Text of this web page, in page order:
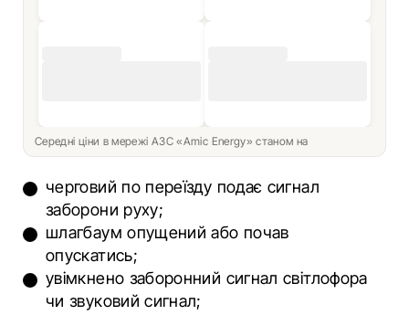
Середні ціни в мережі АЗС «Amic Energy» станом на
черговий по переїзду подає сигнал
заборони руху;
шлагбаум опущений або почав
опускатись;
увімкнено заборонний сигнал світлофора
чи звуковий сигнал;